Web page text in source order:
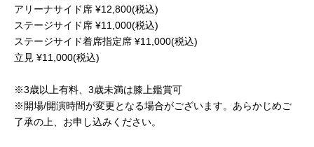
アリーナサイド席 ¥12,800(税込)
ステージサイド席 ¥11,000(税込)
ステージサイド着席指定席 ¥11,000(税込)
立見 ¥11,000(税込)
※3歳以上有料、3歳未満は膝上鑑賞可
※開場/開演時間が変更となる場合がございます。あらかじめご
了承の上、お申し込みください。